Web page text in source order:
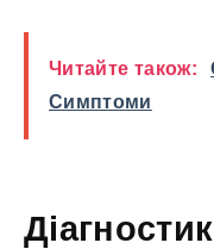
Читайте також:
Симптоми